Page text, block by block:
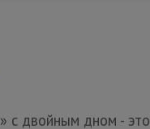
с двойным дном - это